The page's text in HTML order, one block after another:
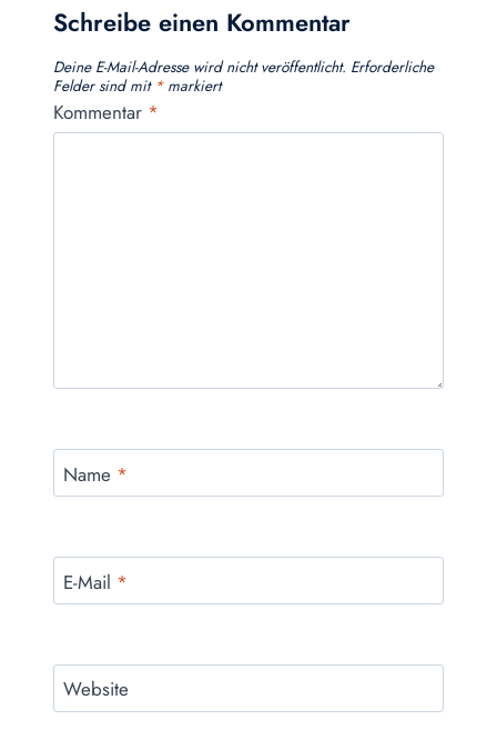
Schreibe einen Kommentar
Deine E-Mail-Adresse wird nicht veröffentlicht. Erforderliche
Felder sind mit *markiert
Kommentar *
Name *
E-Mail *
Website